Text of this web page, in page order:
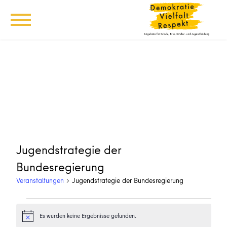
Jugendstrategie der
Bundesregierung
Veranstaltungen Jugendstrategie der Bundesregierung
Veranstaltungen
HinweisEs wurden keine Ergebnisse gefunden.